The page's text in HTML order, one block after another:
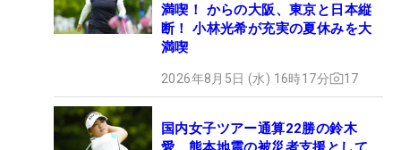
満喫！ からの大阪、東京と日本縦
断！ 小林光希が充実の夏休みを大
満喫
2026年8月5日 (水) 16時17分 17
国内女子ツアー通算22勝の鈴木